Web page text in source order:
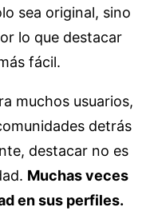
sea original, sino
lo que destacar
fácil.
muchos usuarios,
detrás
destacar no es
Muchas veces
en sus perfiles.